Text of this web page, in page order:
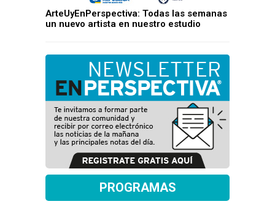
ArteUyEnPerspectiva: Todas las semanas
un nuevo artista en nuestro estudio
PROGRAMAS